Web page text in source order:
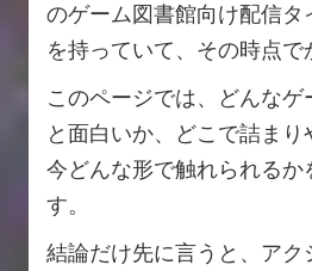
のゲーム図書館向け配信タ
を持っていて、その時点で
このページでは、どんなゲ
と面白いか、どこで詰まり
今どんな形で触れられるか
す。
結論だけ先に言うと、アク